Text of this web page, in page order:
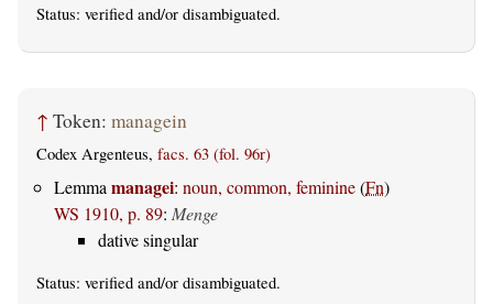
Status: verified and/or disambiguated.
↑ Token: managein
Codex Argenteus, facs. 63 (fol. 96r)
Lemma managei: noun, common, feminine(Fn)
WS 1910, p. 89: Menge
dative singular
Status: verified and/or disambiguated.